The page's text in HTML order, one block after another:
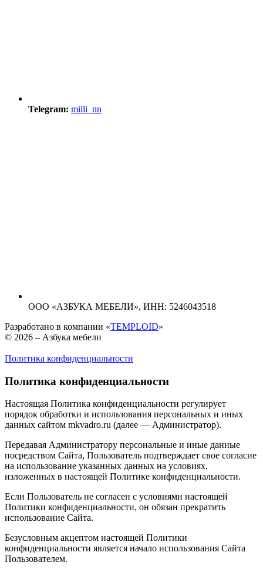
Telegram: milli_nn
ООО «АЗБУКА МЕБЕЛИ», ИНН: 5246043518
Разработано в компании «TEMPLOID»
© 2026 – Азбука мебели
Политика конфиденциальности
Политика конфиденциальности
Настоящая Политика конфиденциальности регулирует
порядок обработки и использования персональных и иных
данных сайтом mkvadro.ru (далее — Администратор).
Передавая Администратору персональные и иные данные
посредством Сайта, Пользователь подтверждает свое согласие
на использование указанных данных на условиях,
изложенных в настоящей Политике конфиденциальности.
Если Пользователь не согласен с условиями настоящей
Политики конфиденциальности, он обязан прекратить
использование Сайта.
Безусловным акцептом настоящей Политики
конфиденциальности является начало использования Сайта
Пользователем.